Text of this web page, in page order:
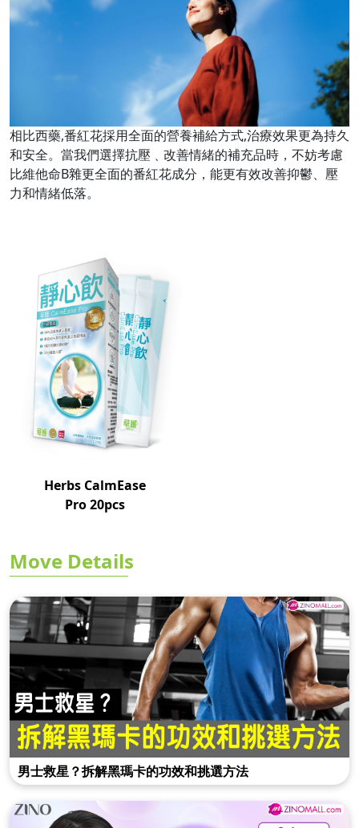
相比西藥,番紅花採用全面的營養補給方式,治療效果更為持久
和安全。當我們選擇抗壓﹑改善情緒的補充品時，不妨考慮
比維他命B雜更全面的番紅花成分，能更有效改善抑鬱、壓
力和情緒低落。
Herbs CalmEase
Pro 20pcs
Move Details
男士救星？拆解黑瑪卡的功效和挑選方法